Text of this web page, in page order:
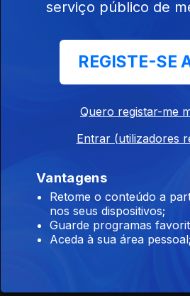
de época
serviço público de
REGISTE-SE
Quero registar-me
Entrar (utilizadores
Vantagens
Retome o conteúdo a
nos seus dispositivos;
Guarde programas
Aceda à sua área pessoal;